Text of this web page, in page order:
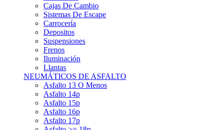
Sistemas De Escape
Carrocería
Depositos
Suspensiones
Frenos
Iluminación
Llantas
NEUMÁTICOS DE ASFALTO
Asfalto 13 O Menos
Asfalto 14p
Asfalto 15p
Asfalto 16p
Asfalto 17p
Asfalto >= 18p
NEUMÁTICOS DE TIERRA